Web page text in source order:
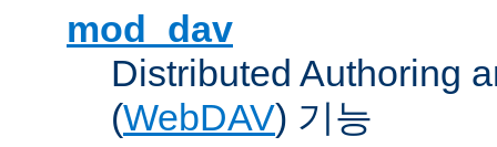
mod_dav
Distributed Authoring
(WebDAV) 기능